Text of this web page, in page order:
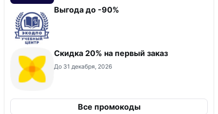
Выгода до -90%
​Скидка 20% на первый заказ
До 31 декабря, 2026
Все промокоды